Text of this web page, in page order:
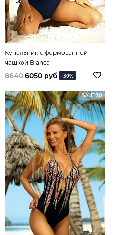
Купальник с формованной
чашкой Bianca
8640 6050 руб -30%
SALE 30